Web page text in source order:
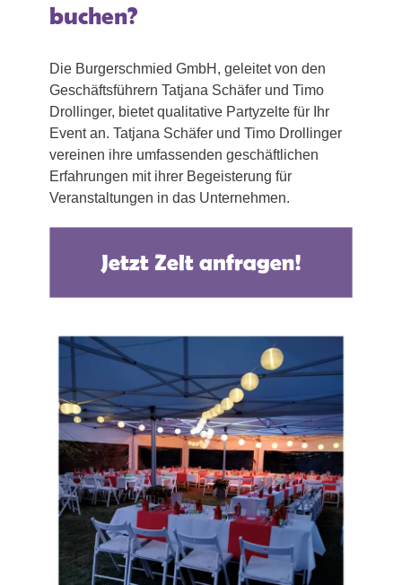
buchen?
Die Burgerschmied GmbH, geleitet von den
Geschäftsführern Tatjana Schäfer und Timo
Drollinger, bietet qualitative Partyzelte für Ihr
Event an. Tatjana Schäfer und Timo Drollinger
vereinen ihre umfassenden geschäftlichen
Erfahrungen mit ihrer Begeisterung für
Veranstaltungen in das Unternehmen.